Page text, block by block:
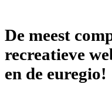
De meest
recreatieve
en de euregio!